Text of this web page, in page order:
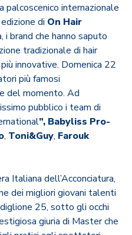
palcoscenico internazionale
edizione di On Hair
i brand che hanno saputo
tradizionale di hair
innovative. Domenica 22
più famosi
del momento. Ad
pubblico i team di
”, Babyliss Pro-
, Toni&Guy, Farouk
Italiana dell’Acconciatura,
dei migliori giovani talenti
25, sotto gli occhi
giuria di Master che